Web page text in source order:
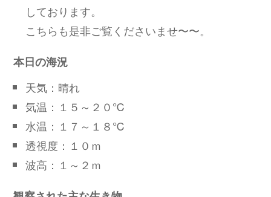
しております。
こちらも是非ご覧くださいませ〜〜。
本日の海況
天気：晴れ
気温：１５～２０℃
水温：１７～１８℃
透視度：１０ｍ
波高：１～２ｍ